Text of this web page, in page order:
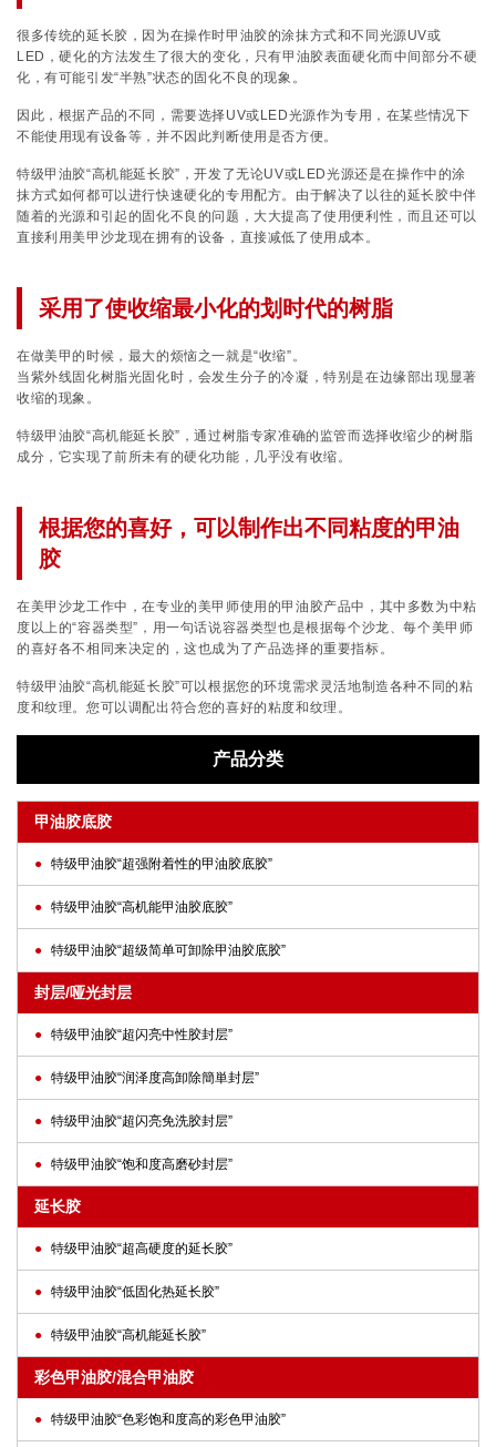
很多传统的延长胶，因为在操作时甲油胶的涂抹方式和不同光源UV或
LED，硬化的方法发生了很大的变化，只有甲油胶表面硬化而中间部分不硬
化，有可能引发“半熟”状态的固化不良的现象。
因此，根据产品的不同，需要选择UV或LED光源作为专用，在某些情况下
不能使用现有设备等，并不因此判断使用是否方便。
特级甲油胶“高机能延长胶”，开发了无论UV或LED光源还是在操作中的涂
抹方式如何都可以进行快速硬化的专用配方。由于解决了以往的延长胶中伴
随着的光源和引起的固化不良的问题，大大提高了使用便利性，而且还可以
直接利用美甲沙龙现在拥有的设备，直接减低了使用成本。
采用了使收缩最小化的划时代的树脂
在做美甲的时候，最大的烦恼之一就是“收缩”。
当紫外线固化树脂光固化时，会发生分子的冷凝，特别是在边缘部出现显著
收缩的现象。
特级甲油胶“高机能延长胶”，通过树脂专家准确的监管而选择收缩少的树脂
成分，它实现了前所未有的硬化功能，几乎没有收缩。
根据您的喜好，可以制作出不同粘度的甲油
胶
在美甲沙龙工作中，在专业的美甲师使用的甲油胶产品中，其中多数为中粘
度以上的“容器类型”，用一句话说容器类型也是根据每个沙龙、每个美甲师
的喜好各不相同来决定的，这也成为了产品选择的重要指标。
特级甲油胶“高机能延长胶”可以根据您的环境需求灵活地制造各种不同的粘
度和纹理。您可以调配出符合您的喜好的粘度和纹理。
产品分类
甲油胶底胶
特级甲油胶“超强附着性的甲油胶底胶”
特级甲油胶“高机能甲油胶底胶”
特级甲油胶“超级简单可卸除甲油胶底胶”
封层/哑光封层
特级甲油胶“超闪亮中性胶封层”
特级甲油胶“润泽度高卸除簡単封层”
特级甲油胶“超闪亮免洗胶封层”
特级甲油胶“饱和度高磨砂封层”
延长胶
特级甲油胶“超高硬度的延长胶”
特级甲油胶“低固化热延长胶”
特级甲油胶“高机能延长胶”
彩色甲油胶/混合甲油胶
特级甲油胶“色彩饱和度高的彩色甲油胶”